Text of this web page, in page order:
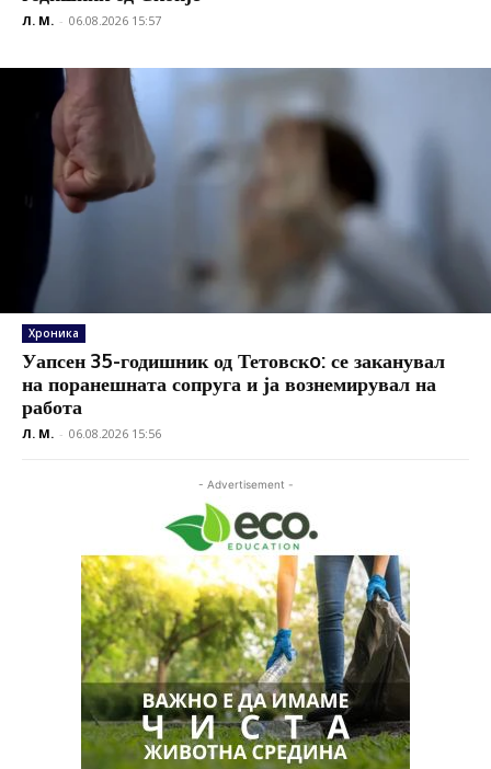
Л. М. - 06.08.2026 15:57
Хроника
Уапсен 35-годишник од Тетовскo: се заканувал
на поранешната сопруга и ја вознемирувал на
работа
Л. М. - 06.08.2026 15:56
- Advertisement -